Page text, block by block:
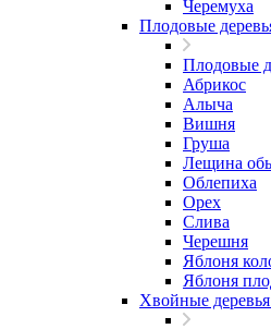
Черемуха
Плодовые
Плодовые
Абрикос
Алыча
Вишня
Груша
Лещина
Облепиха
Орех
Слива
Черешня
Яблоня
Яблоня
Хвойные деревья